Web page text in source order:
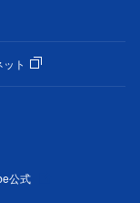
ト
公式